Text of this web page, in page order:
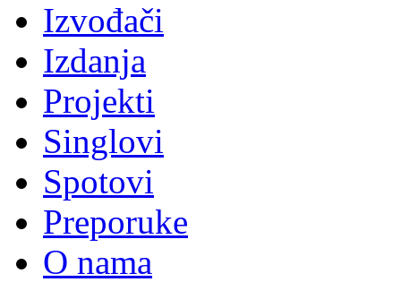
Izvođači
Izdanja
Projekti
Singlovi
Spotovi
Preporuke
O nama